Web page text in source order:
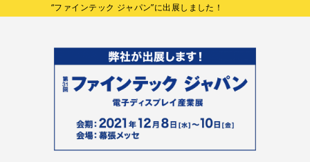
“ファインテック ジャパン”に出展しました！